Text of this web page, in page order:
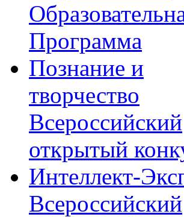
Программа
Познание и
творчество
Всероссийский
открытый
Интеллект-
Всероссийский